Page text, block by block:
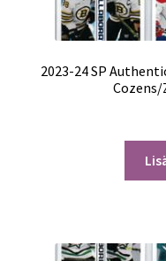
2023-24 SP
Cozens/